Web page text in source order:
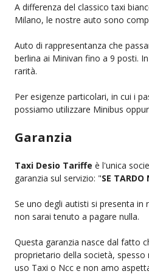
A differenza del classico taxi
Milano, le nostre auto sono
Auto di rappresentanza che
berlina ai Minivan fino a 9 posti.
rarità.
Per esigenze particolari, in cui i
possiamo utilizzare Minibus
Garanzia
Taxi Desio Tariffe è l'unica
garanzia sul servizio: "SE TARDO
Se uno degli autisti si presenta
non sarai tenuto a pagare nulla.
Questa garanzia nasce dal fatto
proprietario della società, spesso
uso Taxi o Ncc e non amo